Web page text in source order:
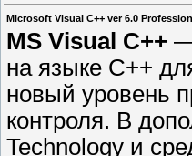
Microsoft Visual C++ ver 6.0
MS Visual C++ —
на языке C++
новый уровень
контроля. В
Technology и